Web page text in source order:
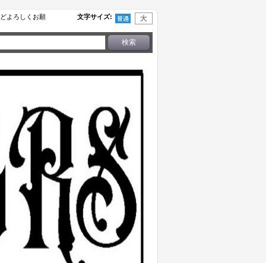
よろしくお願 文字サイズ: